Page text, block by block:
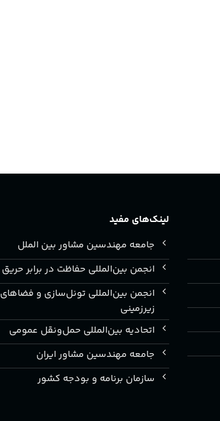
لینک‌های مفید
جامعه مهندسین مشاور بین الملل
انجمن بین‌المللی حفاظت در برابر حریق
انجمن بین‌المللی تونل‌سازی و فضاهای
زیرزمینی
اتحادیه بین‌المللی حمل‌ونقل عمومی
جامعه مهندسین مشاور ایران
سازمان برنامه و بودجه کشور